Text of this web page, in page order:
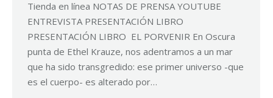
Tienda en línea NOTAS DE PRENSA YOUTUBE
ENTREVISTA PRESENTACIÓN LIBRO
PRESENTACIÓN LIBRO EL PORVENIR En Oscura
punta de Ethel Krauze, nos adentramos a un mar
que ha sido transgredido: ese primer universo -que
es el cuerpo- es alterado por…